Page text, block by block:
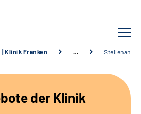
Klinik Franken …
der Klinik